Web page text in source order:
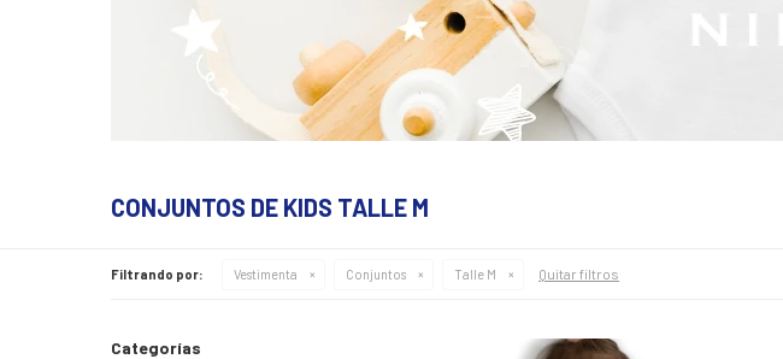
CONJUNTOS DE KIDS TALLE M
Filtrando por: Vestimenta Conjuntos Talle M Quitar filtros
Categorías